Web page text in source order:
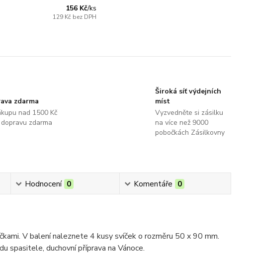
156 Kč/ks
129 Kč bez DPH
zdarma
nad 1500 Kč
zdarma
Široká síť výdejních
míst
Vyzvedněte si zásilku
na více než 9000
pobočkách Zásilkovny
Hodnocení 0 Komentáře 0
V balení naleznete 4 kusy svíček o rozměru 50 x 90 mm.
spasitele, duchovní příprava na Vánoce.